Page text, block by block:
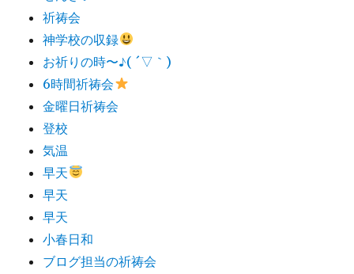
祈祷会
神学校の収録
お祈りの時〜♪( ´▽｀)
6時間祈祷会
金曜日祈祷会
登校
気温
早天
早天
早天
小春日和
ブログ担当の祈祷会